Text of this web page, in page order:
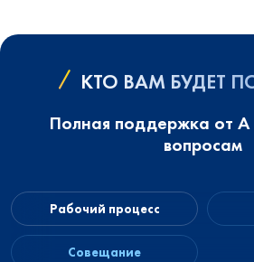
КТО ВАМ БУДЕТ
Полная поддержка от А
вопросам
Рабочий процесс
Совещание